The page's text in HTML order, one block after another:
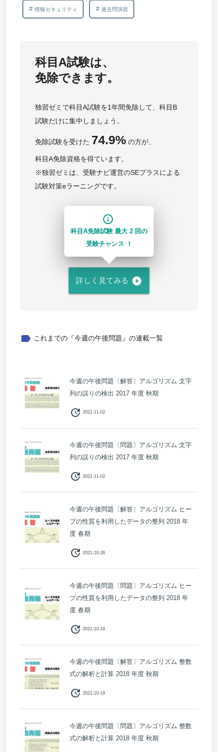
情報セキュリティ 過去問演習
科目A試験は、
免除できます。
独習ゼミで科目A試験を1年間免除して、科目B
試験だけに集中しましょう。
免除試験を受けた 74.9% の方が、
科目A免除資格を得ています。
※独習ゼミは、受験ナビ運営のSEプラスによる
試験対策eラーニングです。
info_outline
科目A免除試験 最大 2 回の
受験チャンス ！
詳しく見てみる play_circle_filled
label これまでの『今週の午後問題』の連載一覧
今週の午後問題〔解答〕アルゴリズム 文字
列の誤りの検出 2017 年度 秋期
update 2021-11-02
今週の午後問題〔問題〕アルゴリズム 文字
列の誤りの検出 2017 年度 秋期
update 2021-11-02
今週の午後問題〔解答〕アルゴリズム ヒー
プの性質を利用したデータの整列 2018 年
度 春期
update 2021-10-26
今週の午後問題〔問題〕アルゴリズム ヒー
プの性質を利用したデータの整列 2018 年
度 春期
update 2021-10-18
今週の午後問題〔解答〕アルゴリズム 整数
式の解析と計算 2018 年度 秋期
update 2021-10-18
今週の午後問題〔問題〕アルゴリズム 整数
式の解析と計算 2018 年度 秋期